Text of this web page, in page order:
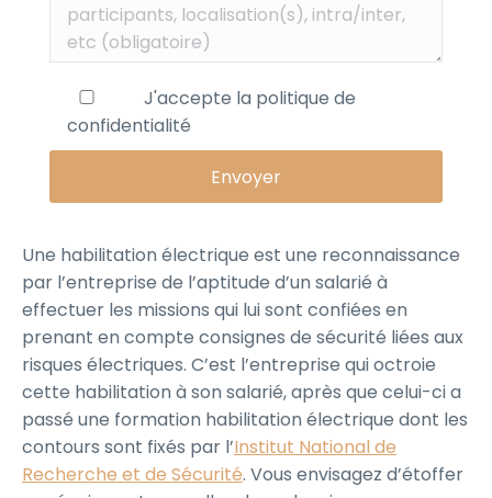
J'accepte la politique de
confidentialité
Une habilitation électrique est une reconnaissance
par l’entreprise de l’aptitude d’un salarié à
effectuer les missions qui lui sont confiées en
prenant en compte consignes de sécurité liées aux
risques électriques. C’est l’entreprise qui octroie
cette habilitation à son salarié, après que celui-ci a
passé une formation habilitation électrique dont les
contours sont fixés par l’Institut National de
Recherche et de Sécurité. Vous envisagez d’étoffer